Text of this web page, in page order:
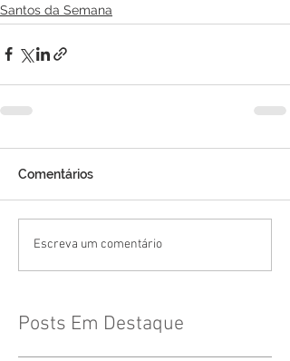
Santos da Semana
Comentários
Escreva um comentário
Posts Em Destaque